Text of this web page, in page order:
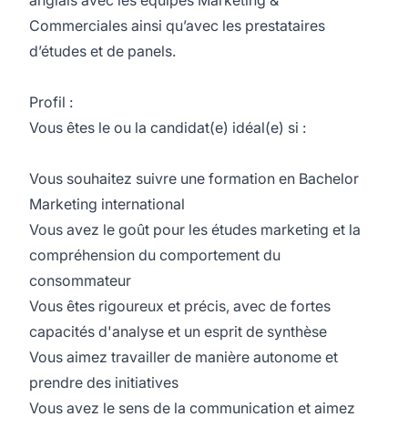
Commerciales ainsi qu’avec les prestataires
d’études et de panels.
Profil :
Vous êtes le ou la candidat(e) idéal(e) si :
Vous souhaitez suivre une formation en Bachelor
Marketing international
Vous avez le goût pour les études marketing et la
compréhension du comportement du
consommateur
Vous êtes rigoureux et précis, avec de fortes
capacités d'analyse et un esprit de synthèse
Vous aimez travailler de manière autonome et
prendre des initiatives
Vous avez le sens de la communication et aimez